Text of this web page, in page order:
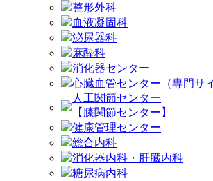
整形外科
血液凝固科
泌尿器科
麻酔科
消化器センター
心臓血管センター（専門サ
人工関節センター
【膝関節センター】
健康管理センター
総合内科
消化器内科・肝臓内科
糖尿病内科